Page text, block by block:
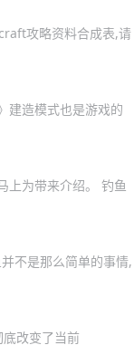
攻略资料合成表,请
建造模式也是游戏的
上为带来介绍。 钓鱼
不是那么简单的事情,
改变了当前